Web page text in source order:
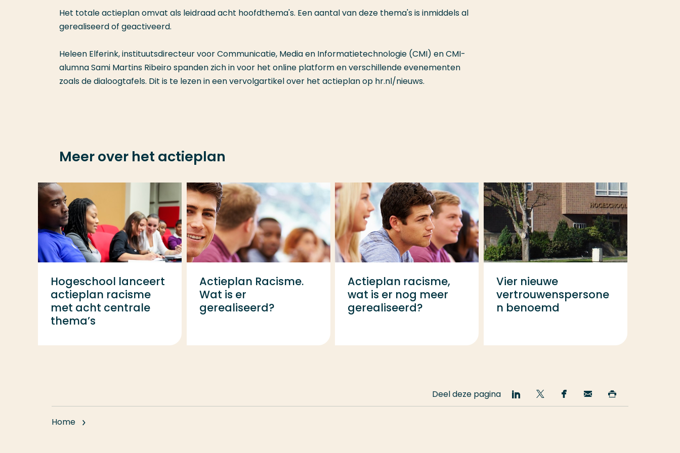
Het totale actieplan omvat als leidraad acht hoofdthema's. Een aantal van deze thema's is inmiddels al
gerealiseerd of geactiveerd.
Heleen Elferink, instituutsdirecteur voor Communicatie, Media en Informatietechnologie (CMI) en CMI-
alumna Sami Martins Ribeiro spanden zich in voor het online platform en verschillende evenementen
zoals de dialoogtafels. Dit is te lezen in een vervolgartikel over het actieplan op hr.nl/nieuws.
Meer over het actieplan
Hogeschool lanceert
actieplan racisme
met acht centrale
thema’s
Actieplan Racisme.
Wat is er
gerealiseerd?
Actieplan racisme,
wat is er nog meer
gerealiseerd?
Vier nieuwe
vertrouwenspersone
n benoemd
Home
Deel deze pagina
Deel
op
Deel
op
Deel
op
Email
deze deze